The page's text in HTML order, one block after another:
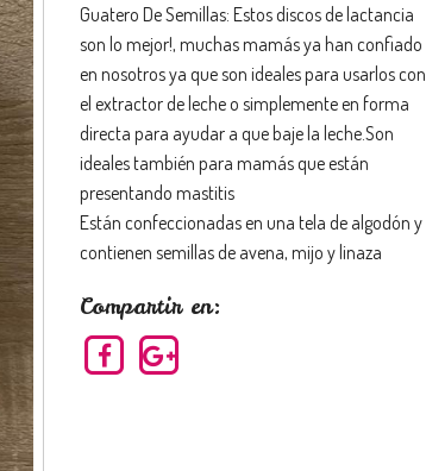
Guatero De Semillas: Estos discos de lactancia
son lo mejor!, muchas mamás ya han confiado
en nosotros ya que son ideales para usarlos con
el extractor de leche o simplemente en forma
directa para ayudar a que baje la leche.Son
ideales también para mamás que están
presentando mastitis
Están confeccionadas en una tela de algodón y
contienen semillas de avena, mijo y linaza
Compartir en: